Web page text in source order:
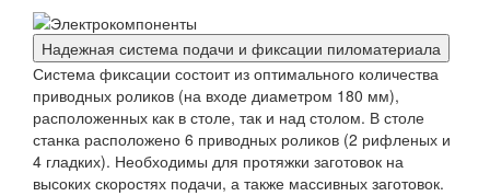
Надежная система подачи и фиксации пиломатериала
Система фиксации состоит из оптимального количества
приводных роликов (на входе диаметром 180 мм),
расположенных как в столе, так и над столом. В столе
станка расположено 6 приводных роликов (2 рифленых и
4 гладких). Необходимы для протяжки заготовок на
высоких скоростях подачи, а также массивных заготовок.